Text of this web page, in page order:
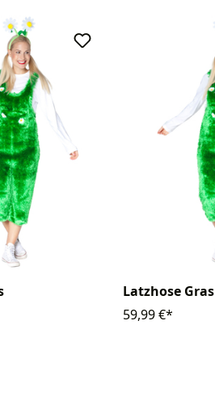
Latzhose Gras
59,99 €*